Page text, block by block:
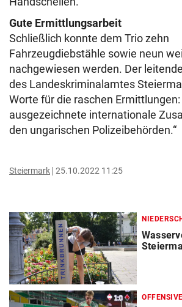
Gute Ermittlungsarbeit
Schließlich konnte dem Trio zehn
Fahrzeugdiebstähle sowie neun
nachgewiesen werden. Der
des Landeskriminalamtes
Worte für die raschen Ermittlungen:
ausgezeichnete internationale
den ungarischen Polizeibehörden.“
Steiermark 25.10.2022 11:25